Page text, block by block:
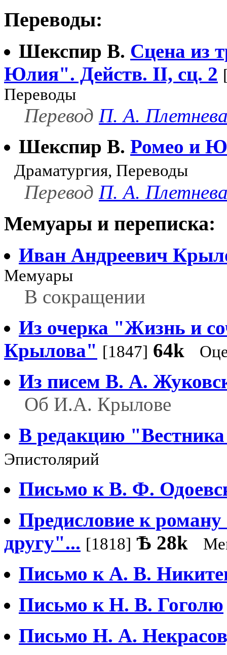
Переводы:
Шекспир В. Сцена из
Юлия". Действ. II, сц. 2
Переводы
Перевод П. А.
Шекспир В. Ромео и
Драматургия, Переводы
Перевод П. А.
Мемуары и переписка:
Иван Андреевич
Мемуары
В сокращении
Из очерка "Жизнь и
Крылова" [1847] 64k
Из писем В. А.
Об И.А. Крылове
В редакцию
Эпистолярий
Письмо к В. Ф.
Предисловие к
другу"... [1818] Ѣ 28k
Письмо к А. В.
Письмо к Н. В. Гоголю
Письмо Н. А.